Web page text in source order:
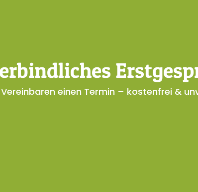
Vereinbaren einen Termin – kostenfrei &